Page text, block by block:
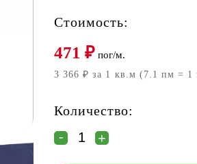
Стоимость:
471 ₽ пог/м.
3 366 ₽ за 1 кв.м (7.1 пм = 1
Количество: